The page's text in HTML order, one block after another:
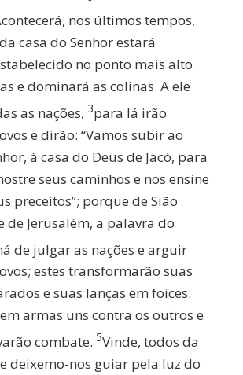
nos últimos tempos,
casa do Senhor estará
no ponto mais alto
e dominará as colinas. A ele
as nações, 3para lá irão
e dirão: “Vamos subir ao
à casa do Deus de Jacó, para
seus caminhos e nos ensine
preceitos”; porque de Sião
de Jerusalém, a palavra do
de julgar as nações e arguir
estes transformarão suas
e suas lanças em foices:
armas uns contra os outros e
combate. 5Vinde, todos da
e deixemo-nos guiar pela luz do